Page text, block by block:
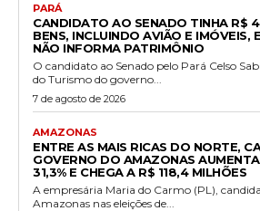
PARÁ
CANDIDATO AO SENADO TINHA R$
BENS, INCLUINDO AVIÃO E
NÃO INFORMA PATRIMÔNIO
O candidato ao Senado pelo Pará Celso
do Turismo do governo...
7 de agosto de 2026
AMAZONAS
ENTRE AS MAIS RICAS DO NORTE,
GOVERNO DO AMAZONAS
31,3% E CHEGA A R$ 118,4 MILHÕES
A empresária Maria do Carmo (PL),
Amazonas nas eleições de...